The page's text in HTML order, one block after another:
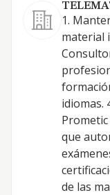
1.
material
idiomas.
que
de las